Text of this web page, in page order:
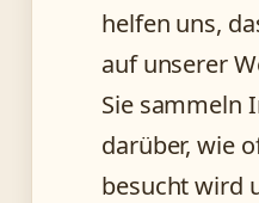
helfen uns,
auf unserer
Sie sammeln
darüber, wie
besucht wird